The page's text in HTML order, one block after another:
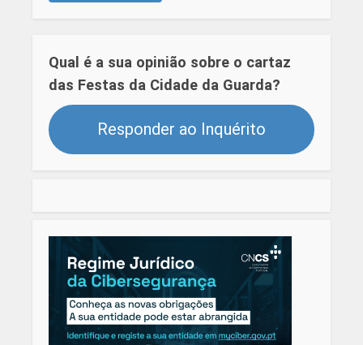
Qual é a sua opinião sobre o cartaz
das Festas da Cidade da Guarda?
Responder ao Inquérito